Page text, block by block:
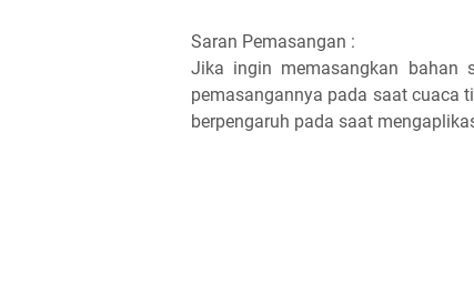
Saran Pemasangan :
Jika ingin memasangkan bahan
pemasangannya pada saat cuaca
berpengaruh pada saat